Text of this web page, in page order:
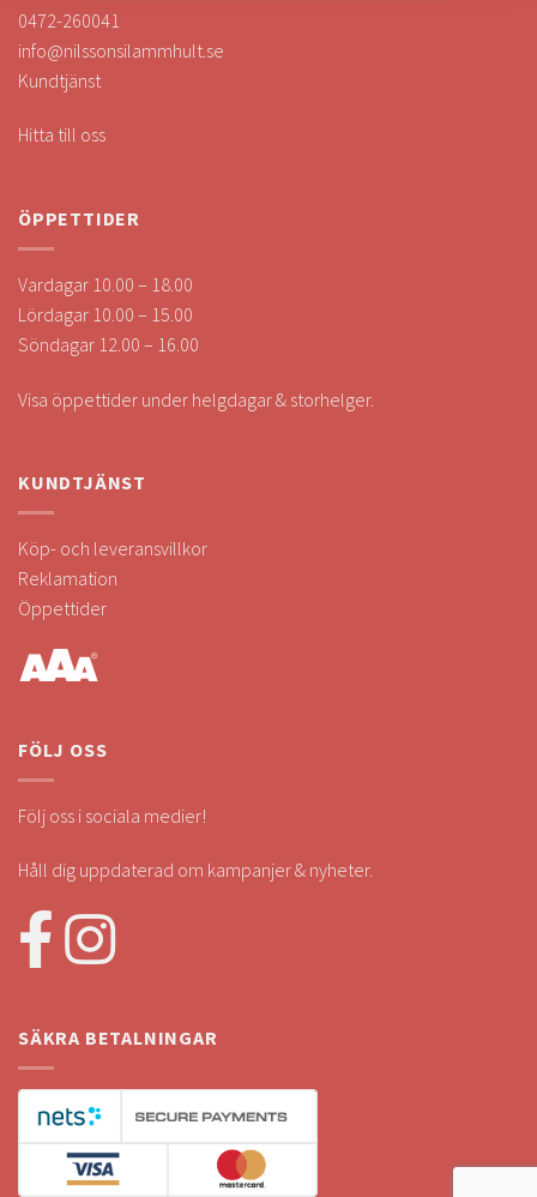
0472-260041
info@nilssonsilammhult.se
Kundtjänst
Hitta till oss
ÖPPETTIDER
Vardagar 10.00 – 18.00
Lördagar 10.00 – 15.00
Söndagar 12.00 – 16.00
Visa öppettider under helgdagar & storhelger.
KUNDTJÄNST
Köp- och leveransvillkor
Reklamation
Öppettider
FÖLJ OSS
Följ oss i sociala medier!
Håll dig uppdaterad om kampanjer & nyheter.
SÄKRA BETALNINGAR